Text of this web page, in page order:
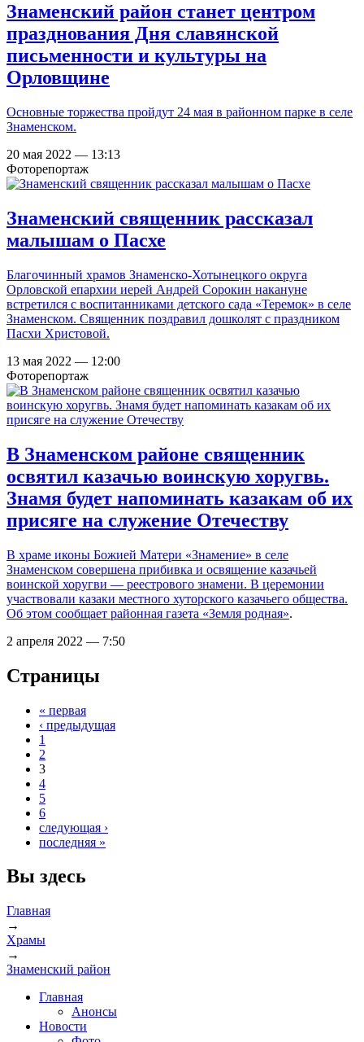
Знаменский район станет центром
празднования Дня славянской
письменности и культуры на
Орловщине
Основные торжества пройдут 24 мая в районном парке в селе
Знаменском.
20 мая 2022 — 13:13
Фоторепортаж
Знаменский священник рассказал
малышам о Пасхе
Благочинный храмов Знаменско-Хотынецкого округа
Орловской епархии иерей Андрей Сорокин накануне
встретился с воспитанниками детского сада «Теремок» в селе
Знаменском. Священник поздравил дошколят с праздником
Пасхи Христовой.
13 мая 2022 — 12:00
Фоторепортаж
В Знаменском районе священник
освятил казачью воинскую хоругвь.
Знамя будет напоминать казакам об их
присяге на служение Отечеству
В храме иконы Божией Матери «Знамение» в селе
Знаменском совершена прибивка и освящение казачьей
воинской хоругви — реестрового знамени. В церемонии
участвовали казаки местного хуторского казачьего общества.
Об этом сообщает районная газета «Земля родная».
2 апреля 2022 — 7:50
Страницы
« первая
‹ предыдущая
1
2
3
4
5
6
следующая ›
последняя »
Вы здесь
Главная
→
Храмы
→
Знаменский район
Главная
Анонсы
Новости